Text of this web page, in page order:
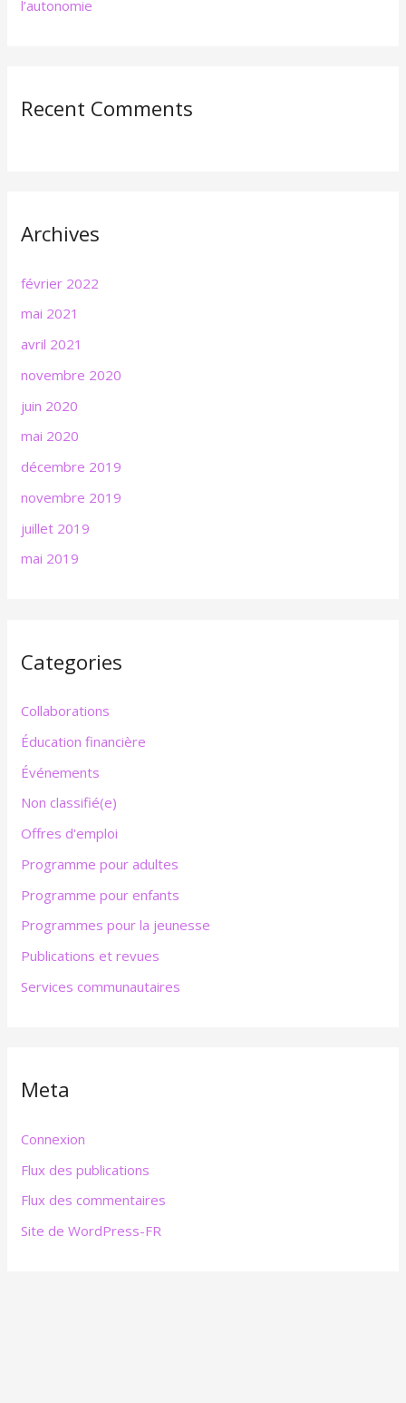
l’autonomie
Recent Comments
Archives
février 2022
mai 2021
avril 2021
novembre 2020
juin 2020
mai 2020
décembre 2019
novembre 2019
juillet 2019
mai 2019
Categories
Collaborations
Éducation financière
Événements
Non classifié(e)
Offres d'emploi
Programme pour adultes
Programme pour enfants
Programmes pour la jeunesse
Publications et revues
Services communautaires
Meta
Connexion
Flux des publications
Flux des commentaires
Site de WordPress-FR